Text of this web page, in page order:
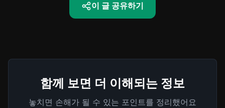
이 글 공유하기
함께 보면 더 이해되는 정보
놓치면 손해가 될 수 있는 포인트를 정리했어요